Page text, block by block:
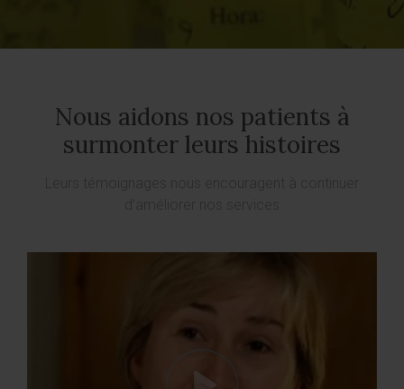
Nous aidons nos patients à
surmonter leurs histoires